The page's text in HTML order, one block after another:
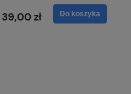
39,00 zł Do koszyka